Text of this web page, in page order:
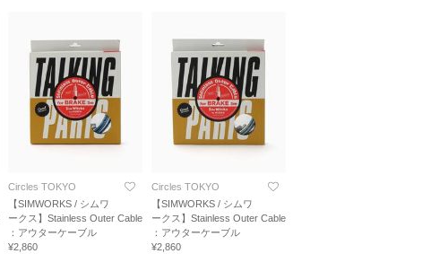
Circles TOKYO
【SIMWORKS / シムワ
ークス】Stainless Outer Cable
：アウターケーブル
¥2,860
Circles TOKYO
【SIMWORKS / シムワ
ークス】Stainless Outer Cable
：アウターケーブル
¥2,860